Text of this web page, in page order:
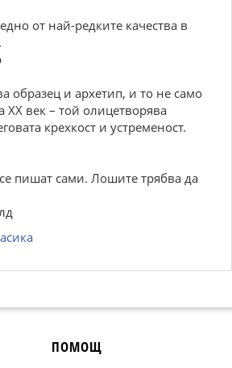
от най-редките качества в
образец и архетип, и то не само
XX век – той олицетворява
крехкост и устременост.
пишат сами. Лошите трябва да
ПОМОЩ